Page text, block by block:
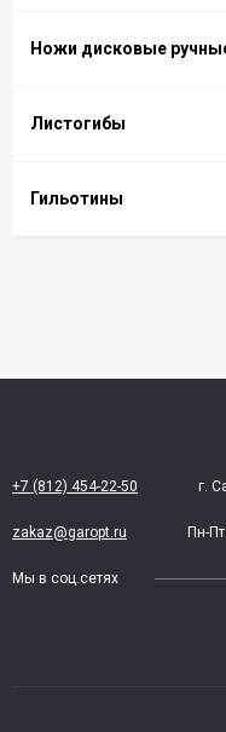
Ножи дисковые
Листогибы
Гильотины
+7 (812) 454-22-50 г.
zakaz@garopt.ru Пн-
Мы в соц.сетях